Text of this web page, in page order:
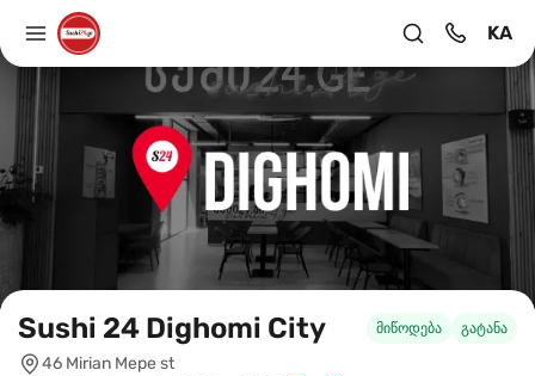
KA
Sushi 24 Dighomi City მიწოდება გატანა
46 Mirian Mepe st